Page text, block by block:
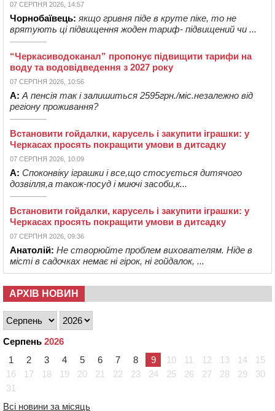
07 СЕРПНЯ 2026, 14:57
Чорнобаївець: якщо гривня піде в круте піке, то не
врятують ці підвищення жоден тариф- підвищений чи ...
“Черкасиводоканал” пропонує підвищити тарифи на
воду та водовідведення з 2027 року
07 СЕРПНЯ 2026, 10:56
А: А пенсія так і залишиться 2595грн./міс.незалежно від
регіону проживання?
Встановити гойдалки, карусель і закупити іграшки: у
Черкасах просять покращити умови в дитсадку
07 СЕРПНЯ 2026, 10:09
А: Споконвіку іграшки і все,що стосується дитячого
дозвілля,а також-посуд і миючі засоби,к...
Встановити гойдалки, карусель і закупити іграшки: у
Черкасах просять покращити умови в дитсадку
07 СЕРПНЯ 2026, 09:36
Анатолій: Не створюйте проблем вихователям. Ніде в
місті в садочках немає ні гірок, ні гойдалок, ...
АРХІВ НОВИН
Серпень 2026
1
2 3 4 5 6 7 8 9 10 11 12 13 14
15
16
17 18 19 20 21 22 23 24 25 26 27 28 29
30
31
Всі новини за місяць